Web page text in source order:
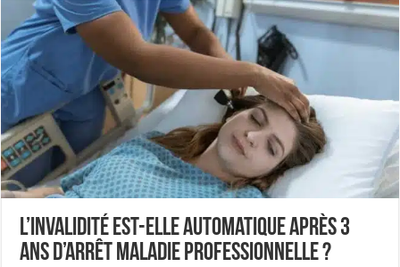
L’invalidité est-elle automatique après 3
ans d’arrêt maladie professionnelle ?